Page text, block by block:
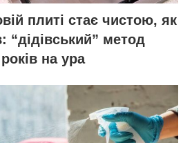
плиті стає чистою, як
“дідівський” метод
на ура